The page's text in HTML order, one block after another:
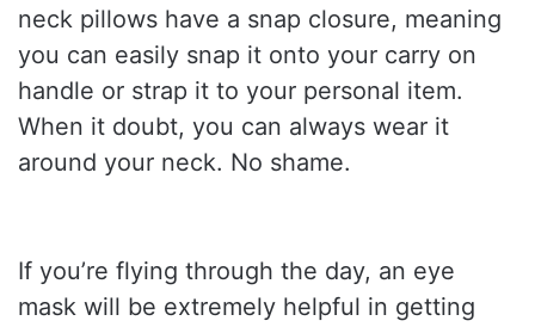
neck pillows have a snap closure, meaning
you can easily snap it onto your carry on
handle or strap it to your personal item.
When it doubt, you can always wear it
around your neck. No shame.
If you’re flying through the day, an eye
mask will be extremely helpful in getting